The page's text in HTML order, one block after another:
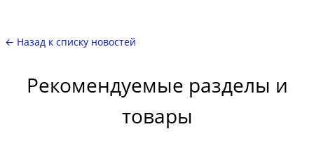
← Назад к списку новостей
Рекомендуемые разделы и
товары